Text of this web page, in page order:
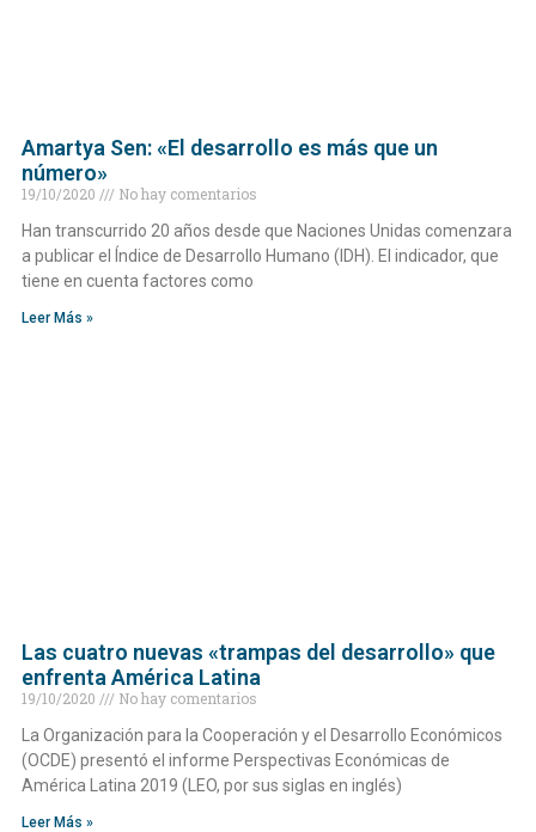
Amartya Sen: «El desarrollo es más que un
número»
19/10/2020
No hay comentarios
Han transcurrido 20 años desde que Naciones Unidas comenzara
a publicar el Índice de Desarrollo Humano (IDH). El indicador, que
tiene en cuenta factores como
Leer Más »
Las cuatro nuevas «trampas del desarrollo» que
enfrenta América Latina
19/10/2020
No hay comentarios
La Organización para la Cooperación y el Desarrollo Económicos​
(OCDE) presentó el informe Perspectivas Económicas de
América Latina 2019 (LEO, por sus siglas en inglés)
Leer Más »